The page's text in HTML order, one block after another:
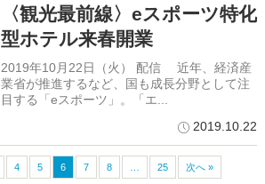
〈観光最前線〉eスポーツ特化
型ホテル来春開業
2019年10月22日（火） 配信 近年、経済産
業省が推進するなど、国も成長分野として注
目する「eスポーツ」。「エ...
2019.10.22
4 5 6 7 8 25 次へ »